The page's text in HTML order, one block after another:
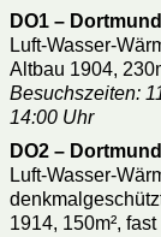
DO1 –
Luft-Wasser-
Altbau 1904,
Besuchszeiten:
14:00 Uhr
DO2 –
Luft-Wasser-
1914, 150m²,